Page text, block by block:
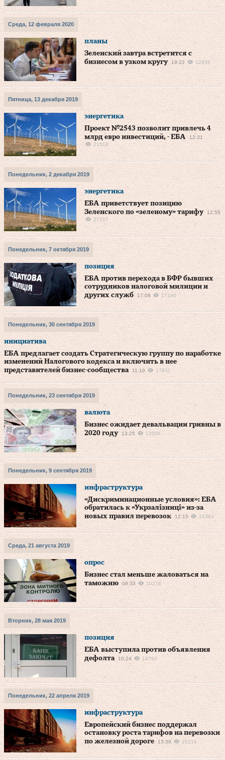
Среда, 12 февраля 2020
планы
Зеленский завтра встретится с
бизнесом в узком кругу
19:22 12935
Пятница, 13 декабря 2019
энергетика
Проект №2543 позволит привлечь 4
млрд евро инвестиций, - ЕБА
12:31
21519
Понедельник, 2 декабря 2019
энергетика
ЕБА приветствует позицию
Зеленского по «зеленому» тарифу
12:55
27267
Понедельник, 7 октября 2019
позиция
ЕБА против перехода в БФР бывших
сотрудников налоговой милиции и
других служб
17:08 17190
Понедельник, 30 сентября 2019
инициатива
ЕБА предлагает создать Стратегическую группу по наработке
изменений Налогового кодекса и включить в нее
представителей бизнес-сообщества
11:19 17831
Понедельник, 23 сентября 2019
валюта
Бизнес ожидает девальвации гривны в
2020 году
13:25 12058
Понедельник, 9 сентября 2019
инфраструктура
«Дискриминационные условия»: ЕБА
обратилась к «Укрзалізниці» из-за
новых правил перевозок
12:15 24383
Среда, 21 августа 2019
опрос
Бизнес стал меньше жаловаться на
таможню
09:33 10274
Вторник, 28 мая 2019
позиция
ЕБА выступила против объявления
дефолта
10:24 14793
Понедельник, 22 апреля 2019
инфраструктура
Европейский бизнес поддержал
остановку роста тарифов на перевозки
по железной дороге
13:39 26214